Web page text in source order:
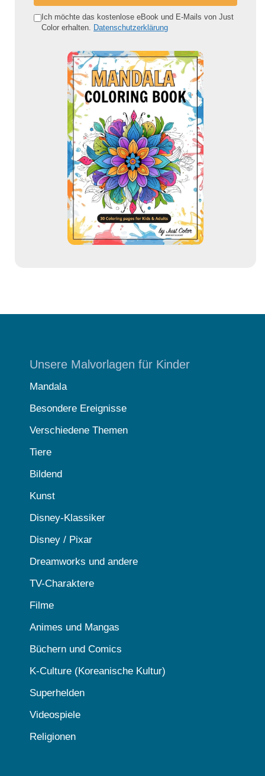
e Ich möchte das kostenlose eBook und E-Mails von Just
Color erhalten. Datenschutzerklärung
Unsere Malvorlagen für Kinder
Mandala
Besondere Ereignisse
Verschiedene Themen
Tiere
Bildend
Kunst
Disney-Klassiker
Disney / Pixar
Dreamworks und andere
TV-Charaktere
Filme
Animes und Mangas
Büchern und Comics
K-Culture (Koreanische Kultur)
Superhelden
Videospiele
Religionen